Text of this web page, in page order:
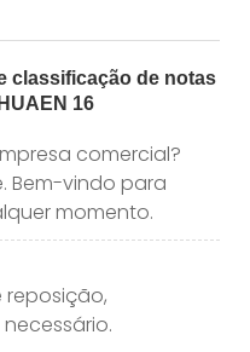
comercial?
Bem-vindo para
momento.